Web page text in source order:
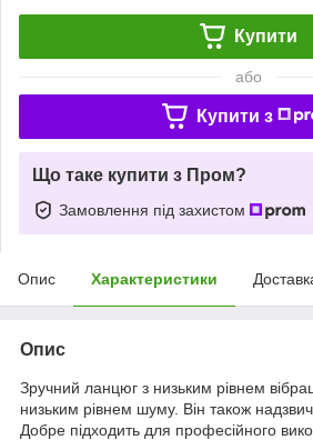
Купити
або
Купити з
Що таке купити з Пром?
Замовлення під захистом
Опис Характеристики
Опис
Зручний ланцюг з низьким рівнем
низьким рівнем шуму. Він також
Добре підходить для професійного